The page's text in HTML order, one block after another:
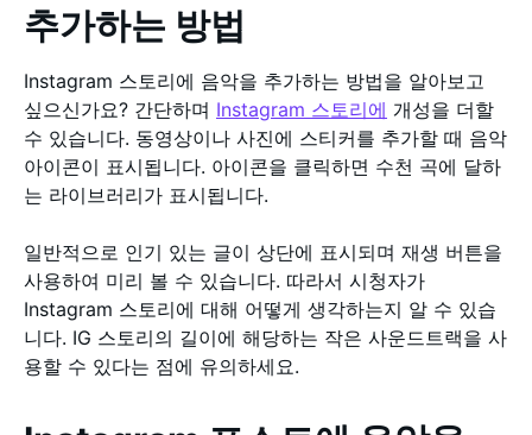
추가하는 방법
Instagram 스토리에 음악을 추가하는 방법을 알아보고
싶으신가요? 간단하며 Instagram 스토리에 개성을 더할
수 있습니다. 동영상이나 사진에 스티커를 추가할 때 음악
아이콘이 표시됩니다. 아이콘을 클릭하면 수천 곡에 달하
는 라이브러리가 표시됩니다.
일반적으로 인기 있는 글이 상단에 표시되며 재생 버튼을
사용하여 미리 볼 수 있습니다. 따라서 시청자가
Instagram 스토리에 대해 어떻게 생각하는지 알 수 있습
니다. IG 스토리의 길이에 해당하는 작은 사운드트랙을 사
용할 수 있다는 점에 유의하세요.